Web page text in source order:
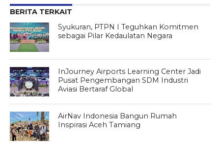
BERITA TERKAIT
Syukuran, PTPN I Teguhkan Komitmen
sebagai Pilar Kedaulatan Negara
InJourney Airports Learning Center Jadi
Pusat Pengembangan SDM Industri
Aviasi Bertaraf Global
AirNav Indonesia Bangun Rumah
Inspirasi Aceh Tamiang